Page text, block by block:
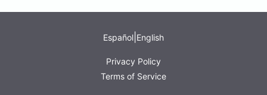
Español English
Privacy Policy
Terms of Service